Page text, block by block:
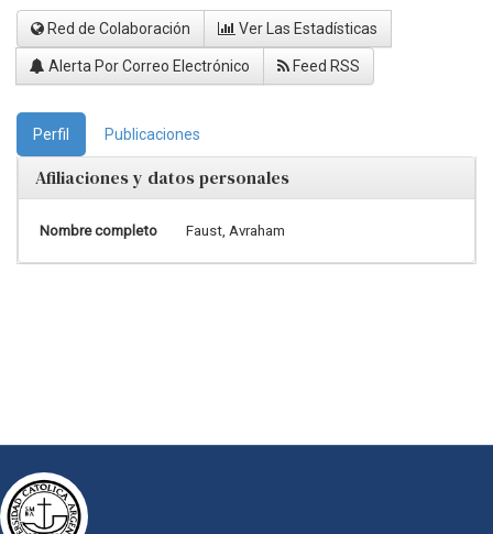
Red de Colaboración Ver Las Estadísticas
Alerta Por Correo Electrónico Feed RSS
Perfil Publicaciones
Afiliaciones y datos personales
Nombre completo Faust, Avraham